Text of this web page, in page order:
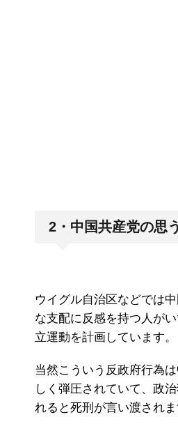
2・中国共産党の思
ウイグル自治区などでは
な支配に反感を持つ人が
立運動を計画しています。
当然こういう反政府行為
しく弾圧されていて、政
れると死刑が言い渡されま